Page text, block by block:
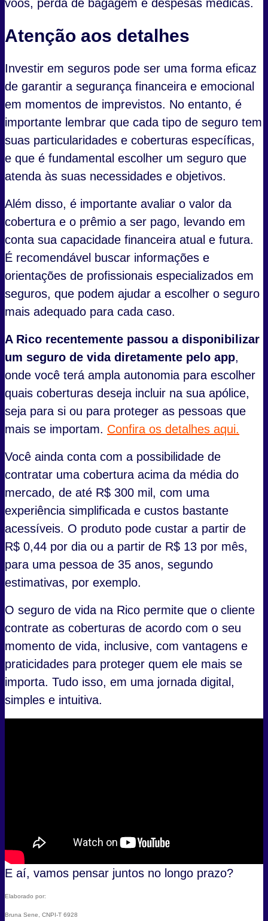
voos, perda de bagagem e despesas médicas.
Atenção aos detalhes
Investir em seguros pode ser uma forma eficaz
de garantir a segurança financeira e emocional
em momentos de imprevistos. No entanto, é
importante lembrar que cada tipo de seguro tem
suas particularidades e coberturas específicas,
e que é fundamental escolher um seguro que
atenda às suas necessidades e objetivos.
Além disso, é importante avaliar o valor da
cobertura e o prêmio a ser pago, levando em
conta sua capacidade financeira atual e futura.
É recomendável buscar informações e
orientações de profissionais especializados em
seguros, que podem ajudar a escolher o seguro
mais adequado para cada caso.
A Rico recentemente passou a disponibilizar
um seguro de vida diretamente pelo app,
onde você terá ampla autonomia para escolher
quais coberturas deseja incluir na sua apólice,
seja para si ou para proteger as pessoas que
mais se importam. Confira os detalhes aqui.
Você ainda conta com a possibilidade de
contratar uma cobertura acima da média do
mercado, de até R$ 300 mil, com uma
experiência simplificada e custos bastante
acessíveis. O produto pode custar a partir de
R$ 0,44 por dia ou a partir de R$ 13 por mês,
para uma pessoa de 35 anos, segundo
estimativas, por exemplo.
O seguro de vida na Rico permite que o cliente
contrate as coberturas de acordo com o seu
momento de vida, inclusive, com vantagens e
praticidades para proteger quem ele mais se
importa. Tudo isso, em uma jornada digital,
simples e intuitiva.
E aí, vamos pensar juntos no longo prazo?
Elaborado por:
Bruna Sene, CNPI-T 6928